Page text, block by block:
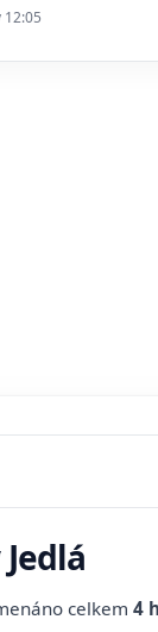
12:05
celkem 4